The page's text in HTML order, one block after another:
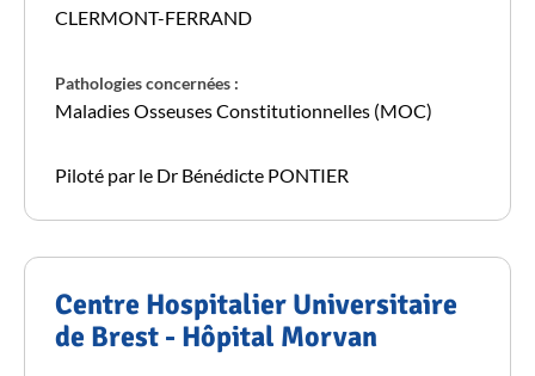
CLERMONT-FERRAND
Pathologies concernées :
Maladies Osseuses Constitutionnelles (MOC)
Piloté par le Dr Bénédicte PONTIER
Centre Hospitalier Universitaire
de Brest - Hôpital Morvan